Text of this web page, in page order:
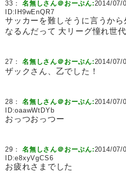
33：名無しさん＠おーぷん:2014/07/
ID: IH9wEnQR7
サッカーを難しそうに言うか
なるんだって 大リーグ憧れ世
27：名無しさん＠おーぷん:2014/07/
ザックさん、乙でした！
28：名無しさん＠おーぷん:2014/07/
ID:oaawWtDYb
おっつおっつー
29：名無しさん＠おーぷん:2014/07/
ID:e8xyVgCS6
お疲れさまでした